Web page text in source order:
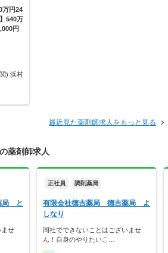
万円24
540万
円
) 浜村
最近見た薬剤師求人をもっと見る
薬剤師求人
局 と
ませ
正社員 調剤薬局
有限会社徳吉薬局 徳吉薬局 よ
しなり
同社でできないことはございませ
ん！自身のやりたいこ…